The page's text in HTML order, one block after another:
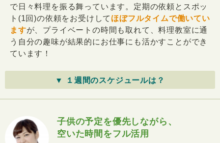
で日々料理を振る舞っています。定期の依頼とスポッ
ト(1回)の依頼をお受けして ほぼフルタイムで働いてい
ますが、プライベートの時間も取れて、料理教室に通
う自分の趣味が結果的にお仕事にも活かすことができ
ています！
▼ １週間のスケジュールは？
子供の予定を優先しながら、
空いた時間をフル活用